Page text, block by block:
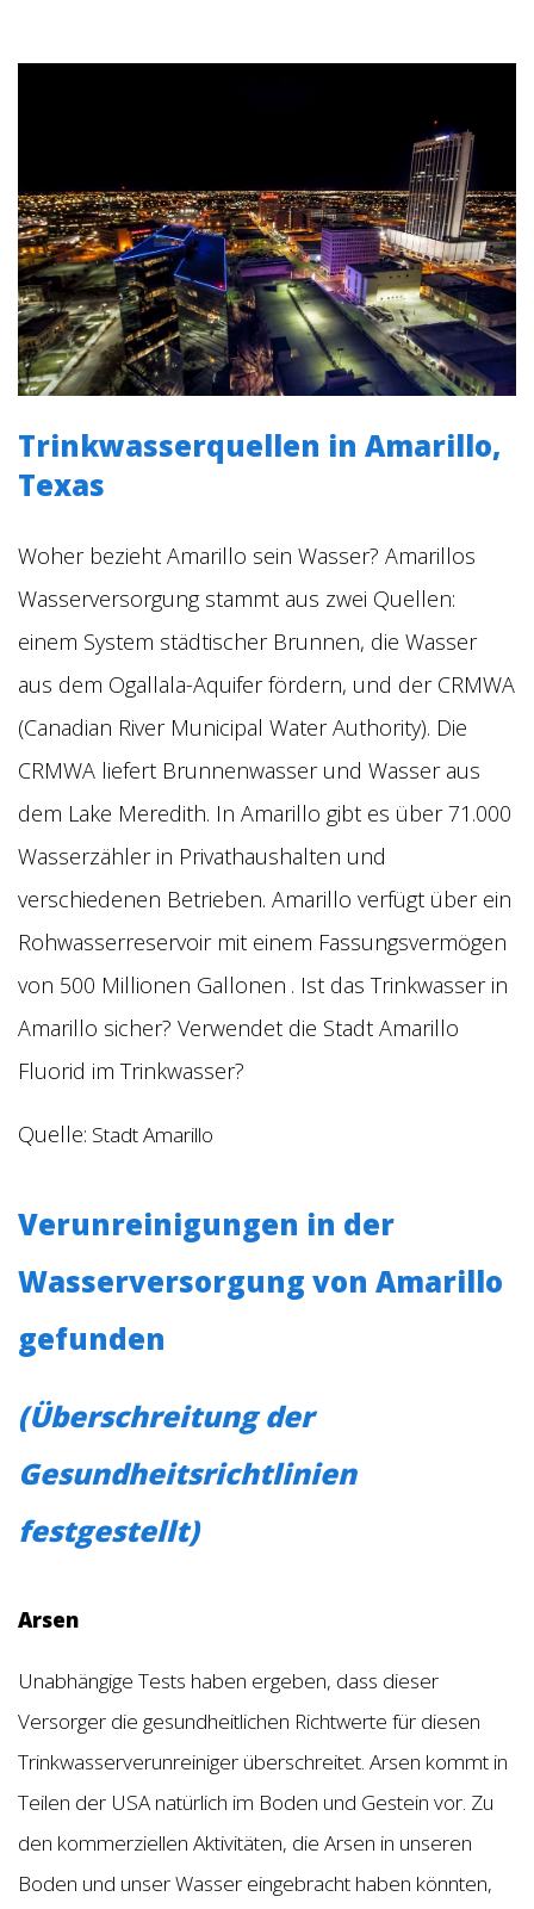
Trinkwasserquellen in Amarillo,
Texas
Woher bezieht Amarillo sein Wasser? Amarillos
Wasserversorgung stammt aus zwei Quellen:
einem System städtischer Brunnen, die Wasser
aus dem Ogallala-Aquifer fördern, und der CRMWA
(Canadian River Municipal Water Authority). Die
CRMWA liefert Brunnenwasser und Wasser aus
dem Lake Meredith. In Amarillo gibt es über 71.000
Wasserzähler in Privathaushalten und
verschiedenen Betrieben. Amarillo verfügt über ein
Rohwasserreservoir mit einem Fassungsvermögen
von 500 Millionen Gallonen . Ist das Trinkwasser in
Amarillo sicher? Verwendet die Stadt Amarillo
Fluorid im Trinkwasser?
Quelle: Stadt Amarillo
Verunreinigungen in der
Wasserversorgung von Amarillo
gefunden
(Überschreitung der
Gesundheitsrichtlinien
festgestellt)
Arsen
Unabhängige Tests haben ergeben, dass dieser
Versorger die gesundheitlichen Richtwerte für diesen
Trinkwasserverunreiniger überschreitet. Arsen kommt in
Teilen der USA natürlich im Boden und Gestein vor. Zu
den kommerziellen Aktivitäten, die Arsen in unseren
Boden und unser Wasser eingebracht haben könnten,